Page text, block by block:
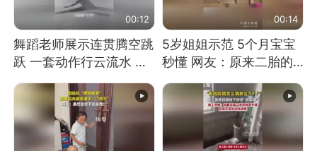
00:12
舞蹈老师展示连贯腾空跳
跃 一套动作行云流水 节
到又舞又武的？
00:14
5岁姐姐示范 5个月宝宝
秒懂 网友：原来二胎的